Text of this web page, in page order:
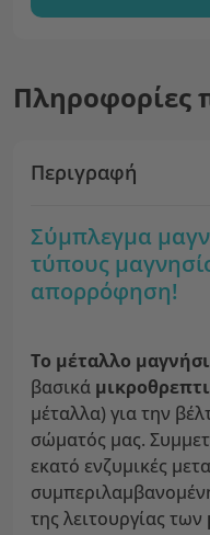
Πληροφορίες
Περιγραφή
Σύμπλεγμα
τύπους
απορρόφηση!
Το μέταλλο
βασικά
μέταλλα) για την
σώματός μας.
εκατό ενζυμικές
της λειτουργίας των